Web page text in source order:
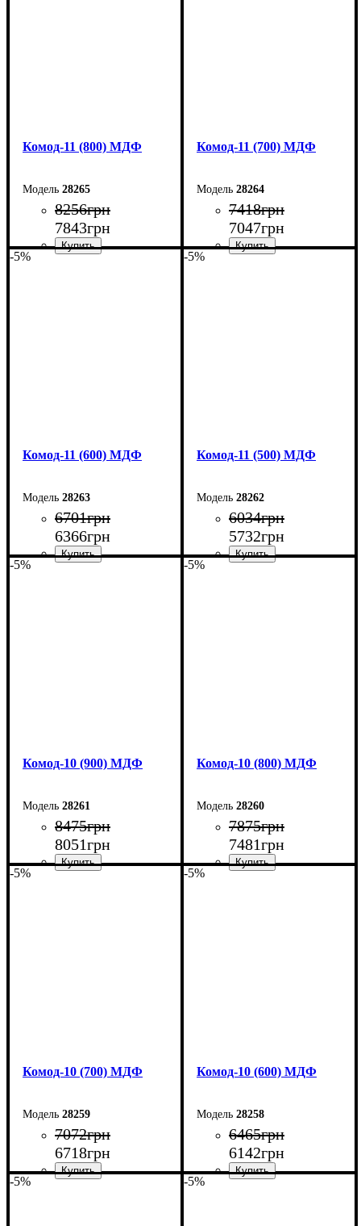
Комод-11 (800) МДФ
28265
8256грн
7843грн
Комод-11 (700) МДФ
28264
7418грн
7047грн
-5%
Комод-11 (600) МДФ
28263
6701грн
6366грн
-5%
Комод-11 (500) МДФ
28262
6034грн
5732грн
-5%
Комод-10 (900) МДФ
28261
8475грн
8051грн
-5%
Комод-10 (800) МДФ
28260
7875грн
7481грн
-5%
Комод-10 (700) МДФ
28259
7072грн
6718грн
-5%
Комод-10 (600) МДФ
28258
6465грн
6142грн
-5% -5%